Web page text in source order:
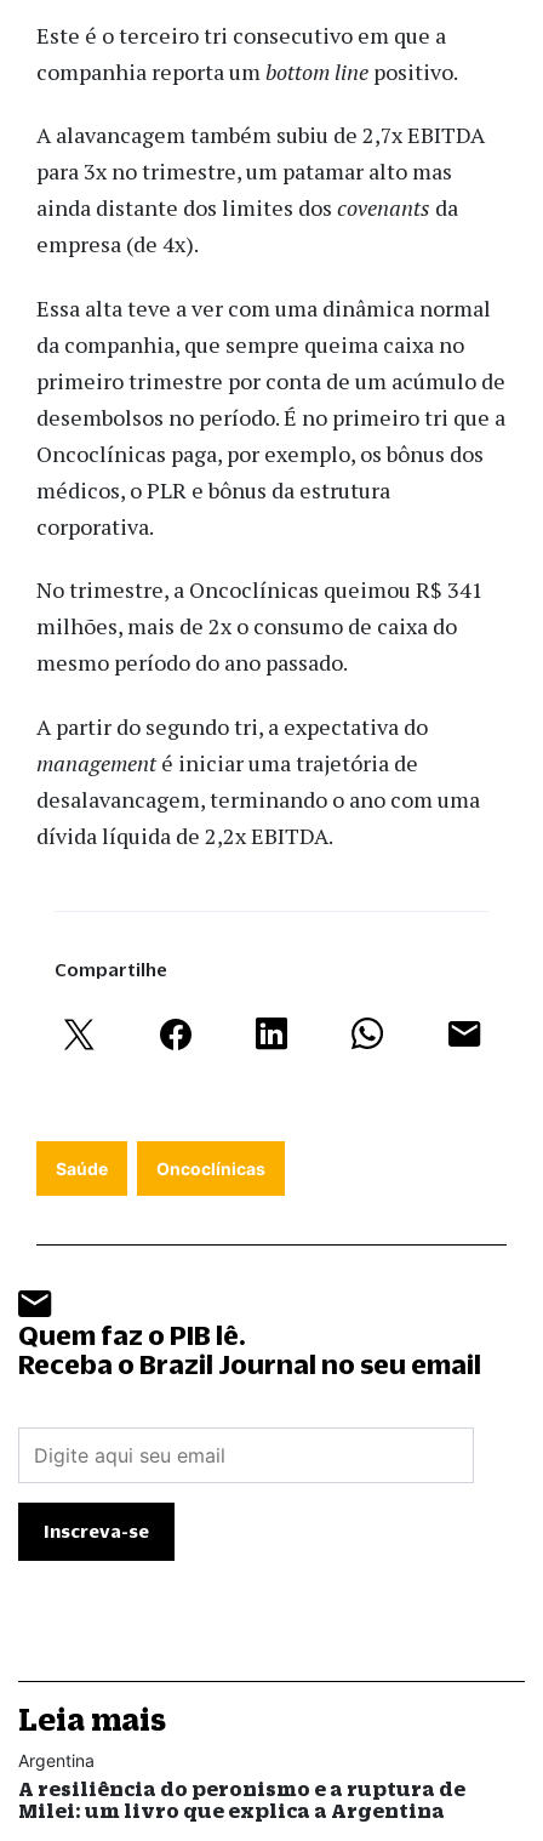
Este é o terceiro tri consecutivo em que a
companhia reporta um bottom line positivo.
A alavancagem também subiu de 2,7x EBITDA
para 3x no trimestre, um patamar alto mas
ainda distante dos limites dos covenants da
empresa (de 4x).
Essa alta teve a ver com uma dinâmica normal
da companhia, que sempre queima caixa no
primeiro trimestre por conta de um acúmulo de
desembolsos no período. É no primeiro tri que a
Oncoclínicas paga, por exemplo, os bônus dos
médicos, o PLR e bônus da estrutura
corporativa.
No trimestre, a Oncoclínicas queimou R$ 341
milhões, mais de 2x o consumo de caixa do
mesmo período do ano passado.
A partir do segundo tri, a expectativa do
managementé iniciar uma trajetória de
desalavancagem, terminando o ano com uma
dívida líquida de 2,2x EBITDA.
Compartilhe
Saúde Oncoclínicas
Quem faz o PIB lê.
Receba o Brazil Journal no seu email
Leia mais
Argentina
A resiliência do peronismo e a ruptura de
Milei: um livro que explica a Argentina